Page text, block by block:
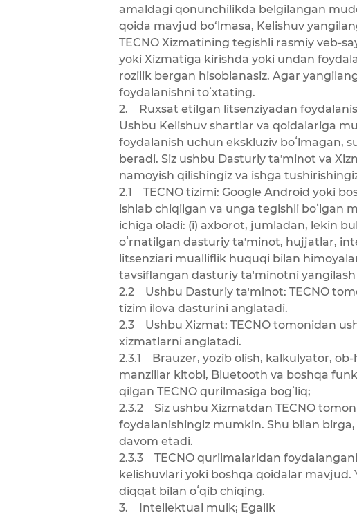
amaldagi qonunchilikda belgilangan
qoida mavjud bo‘lmasa, Kelishuv
TECNO Xizmatining tegishli rasmiy veb-
yoki Xizmatiga kirishda yoki undan
rozilik bergan hisoblanasiz. Agar
foydalanishni toʻxtating.
2. Ruxsat etilgan litsenziyadan
Ushbu Kelishuv shartlar va qoidalariga
foydalanish uchun ekskluziv boʻlmagan,
beradi. Siz ushbu Dasturiy taʼminot va
namoyish qilishingiz va ishga
2.1 TECNO tizimi: Google Android yoki
ishlab chiqilgan va unga tegishli boʻlgan
ichiga oladi: (i) axborot, jumladan, lekin
oʻrnatilgan dasturiy taʼminot, hujjatlar,
litsenziari mualliflik huquqi bilan
tavsiflangan dasturiy taʼminotni
2.2 Ushbu Dasturiy taʼminot: TECNO
tizim ilova dasturini anglatadi.
2.3 Ushbu Xizmat: TECNO tomonidan
xizmatlarni anglatadi.
2.3.1 Brauzer, yozib olish, kalkulyator,
manzillar kitobi, Bluetooth va boshqa
qilgan TECNO qurilmasiga bogʻliq;
2.3.2 Siz ushbu Xizmatdan TECNO
foydalanishingiz mumkin. Shu bilan
davom etadi.
2.3.3 TECNO qurilmalaridan
kelishuvlari yoki boshqa qoidalar
diqqat bilan oʻqib chiqing.
3. Intellektual mulk; Egalik